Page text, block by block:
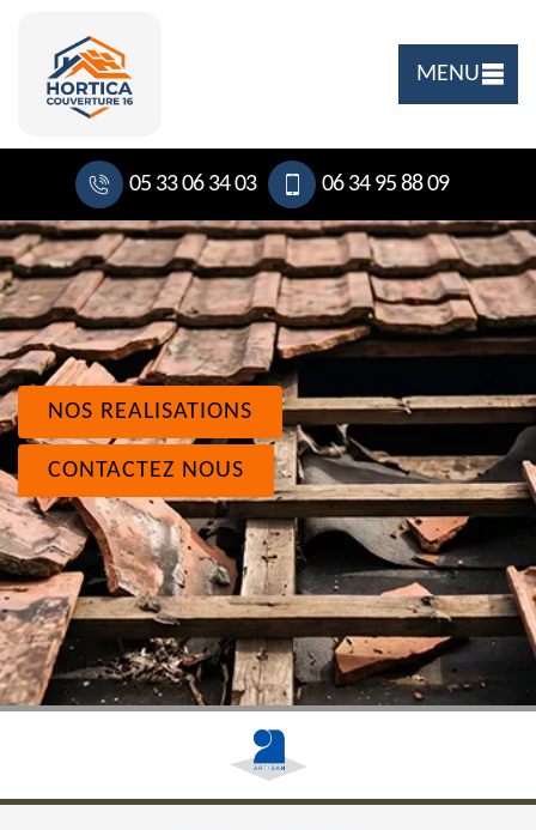
MENU
05 33 06 34 03 06 34 95 88 09
NOS REALISATIONS
CONTACTEZ NOUS